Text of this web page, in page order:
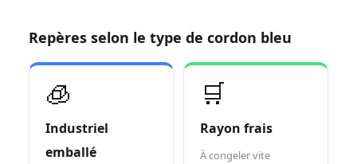
Repères selon le type de cordon bleu
🧊
Industriel
emballé
🛒
Rayon frais
À congeler vite